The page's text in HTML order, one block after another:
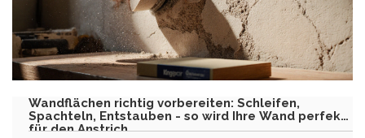
Wandflächen richtig vorbereiten: Schleifen,
Spachteln, Entstauben - so wird Ihre Wand perfekt
für den Anstrich